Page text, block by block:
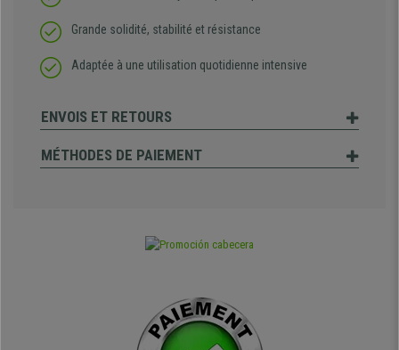
Grande solidité, stabilité et résistance
Adaptée à une utilisation quotidienne intensive
ENVOIS ET RETOURS
MÉTHODES DE PAIEMENT